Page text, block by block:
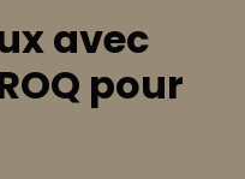
avec
pour